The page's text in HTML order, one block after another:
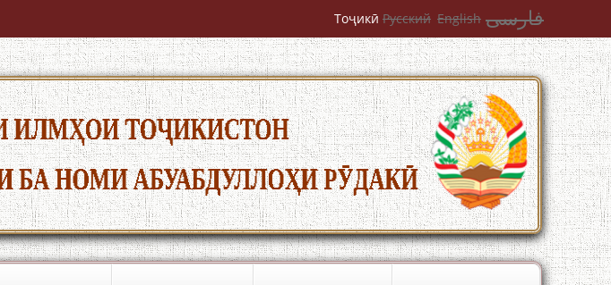
Тоҷикӣ Русский English فارسی
БУЗУРГТАРИН МУТАФАККИР ВА
به عبارت دیگر: گفتگو با مومن قناعت
Mumin Qanoat